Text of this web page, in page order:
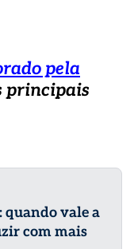
pela
principais
vale a
com mais